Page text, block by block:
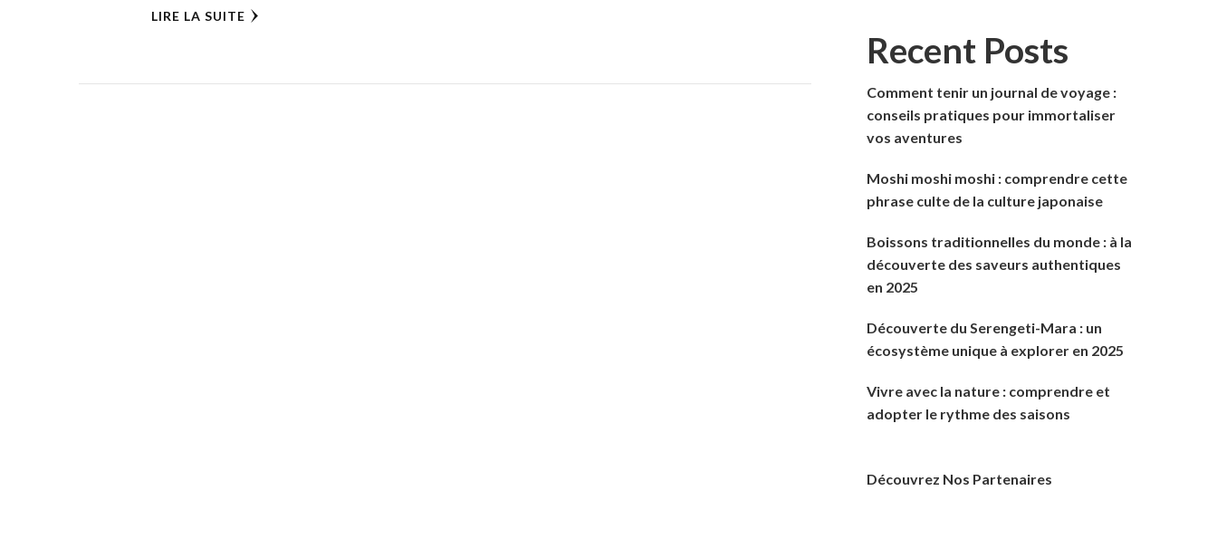
LIRE LA SUITE
Recent Posts
Comment tenir un journal de voyage :
conseils pratiques pour immortaliser
vos aventures
Moshi moshi moshi : comprendre cette
phrase culte de la culture japonaise
Boissons traditionnelles du monde : à la
découverte des saveurs authentiques
en 2025
Découverte du Serengeti-Mara : un
écosystème unique à explorer en 2025
Vivre avec la nature : comprendre et
adopter le rythme des saisons
Découvrez Nos Partenaires